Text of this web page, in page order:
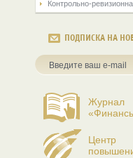
Контрольно-
ПОДПИСКА НА
Журнал
Центр